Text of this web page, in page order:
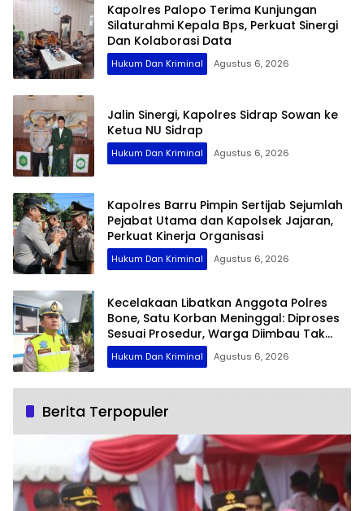
Kapolres Palopo Terima Kunjungan
Silaturahmi Kepala Bps, Perkuat Sinergi
Dan Kolaborasi Data
Hukum Dan Kriminal Agustus 6, 2026
Jalin Sinergi, Kapolres Sidrap Sowan ke
Ketua NU Sidrap
Hukum Dan Kriminal Agustus 6, 2026
Kapolres Barru Pimpin Sertijab Sejumlah
Pejabat Utama dan Kapolsek Jajaran,
Perkuat Kinerja Organisasi
Hukum Dan Kriminal Agustus 6, 2026
Kecelakaan Libatkan Anggota Polres
Bone, Satu Korban Meninggal: Diproses
Sesuai Prosedur, Warga Diimbau Tak
Berspekulasi
Hukum Dan Kriminal Agustus 6, 2026
Berita Terpopuler